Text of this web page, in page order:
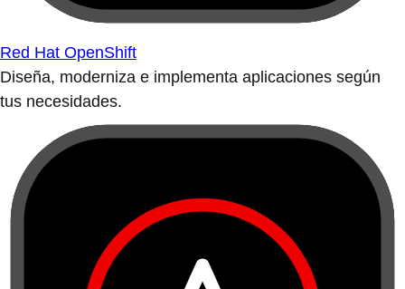
Red Hat OpenShift
Diseña, moderniza e implementa aplicaciones según
tus necesidades.